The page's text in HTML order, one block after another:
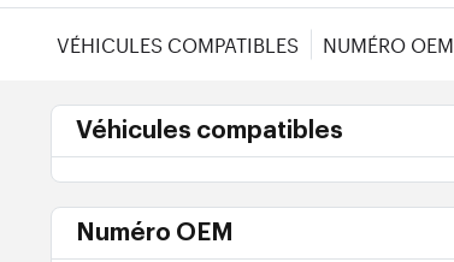
VÉHICULES COMPATIBLES NUMÉRO OEM
Véhicules compatibles
Numéro OEM